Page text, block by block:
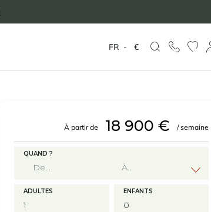
FR - €
À partir de 18 900 € / semaine
QUAND ?
ADULTES ENFANTS